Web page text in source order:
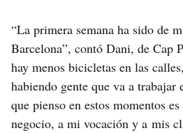
“La primera semana ha sido de
Barcelona”, contó Dani, de Cap
hay menos bicicletas en las
habiendo gente que va a
que pienso en estos momentos
negocio, a mi vocación y a mis